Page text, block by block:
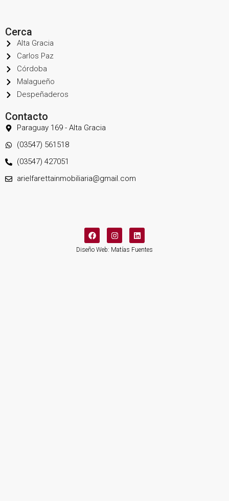
Cerca
Alta Gracia
Carlos Paz
Córdoba
Malagueño
Despeñaderos
Contacto
Paraguay 169 - Alta Gracia
(03547) 561518
(03547) 427051
arielfarettainmobiliaria@gmail.com
Diseño Web: Matías Fuentes